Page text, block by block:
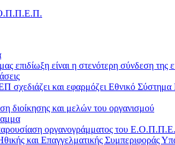
επιδίωξη είναι η στενότερη σύνδεση της
και εφαρμόζει Eθνικό Σύστημα
διοίκησης και μελών του οργανισμού
οργανογράμματος του
και Επαγγελματικής Συμπεριφοράς